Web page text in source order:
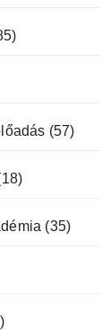
(57)
(35)